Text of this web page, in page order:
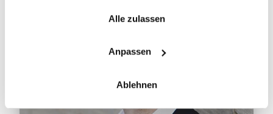
Alle zulassen
Anpassen
Ablehnen